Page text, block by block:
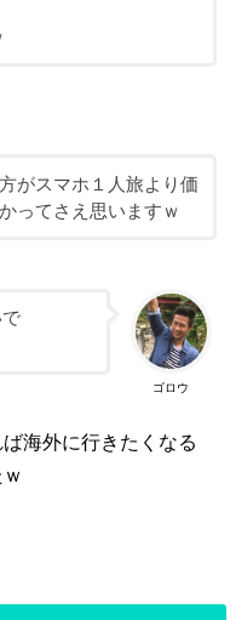
がスマホ１人旅より価
ってさえ思いますｗ
ゴロウ
海外に行きたくなる